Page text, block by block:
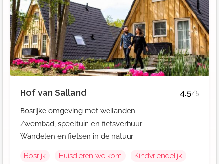
Hof van Salland 4.5/5
Bosrijke omgeving met weilanden
Zwembad, speeltuin en fietsverhuur
Wandelen en fietsen in de natuur
Bosrijk Huisdieren welkom
Kindvriendelijk